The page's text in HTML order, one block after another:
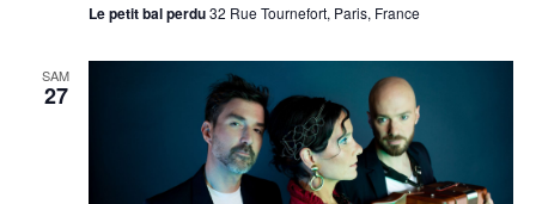
Le petit bal perdu32 Rue Tournefort, Paris, France
SAM
27